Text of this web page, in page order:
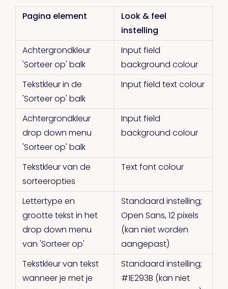
Pagina element
Look & feel
instelling
Achtergrondkleur
'Sorteer op' balk
Input field
background colour
Tekstkleur in de
'Sorteer op' balk
Input field text colour
Achtergrondkleur
drop down menu
'Sorteer op' balk
Input field
background colour
Tekstkleur van de
sorteeropties
Text font colour
Lettertype en
grootte tekst in het
drop down menu
van 'Sorteer op'
Standaard instelling;
Open Sans, 12 pixels
(kan niet worden
aangepast)
Tekstkleur van tekst
wanneer je met je
Standaard instelling;
#1E293B (kan niet